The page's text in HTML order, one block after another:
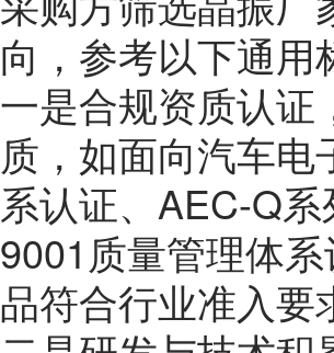
向，参考以下通用
一是合规资质认
质，如面向汽车
系认证、AEC-Q
9001质量管理体
品符合行业准入要